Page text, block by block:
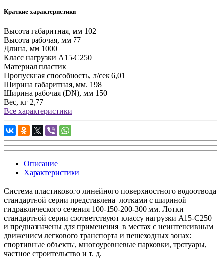
Краткие характеристики
Высота габаритная, мм 102
Высота рабочая, мм 77
Длина, мм 1000
Класс нагрузки А15-С250
Материал пластик
Пропускная способность, л/сек 6,01
Ширина габаритная, мм. 198
Ширина рабочая (DN), мм 150
Вес, кг 2,77
Все характеристики
Описание
Характеристики
Система пластикового линейного поверхностного водоотвода
стандартной серии представлена лотками с шириной
гидравлического сечения 100-150-200-300 мм. Лотки
стандартной серии соответствуют классу нагрузки А15-С250
и предназначены для применения в местах с неинтенсивным
движением легкового транспорта и пешеходных зонах:
спортивные объекты, многоуровневые парковки, тротуары,
частное строительство и т. д.